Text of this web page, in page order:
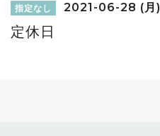
指定なし 2021-06-28 (月)
定休日